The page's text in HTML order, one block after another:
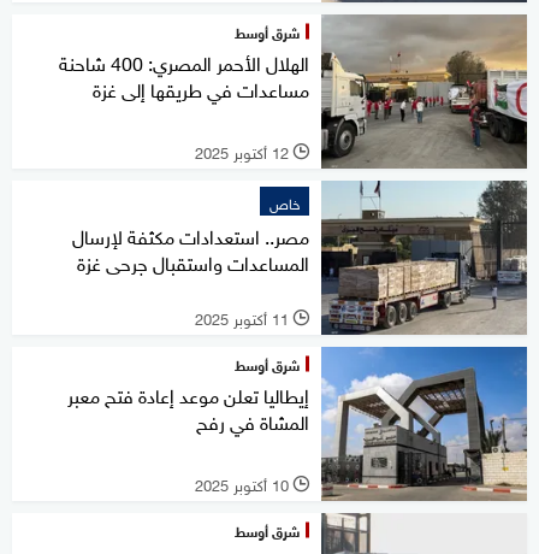
شرق أوسط
الهلال الأحمر المصري: 400 شاحنة
مساعدات في طريقها إلى غزة
l 12 أكتوبر 2025
خاص
مصر.. استعدادات مكثفة لإرسال
المساعدات واستقبال جرحى غزة
l 11 أكتوبر 2025
شرق أوسط
إيطاليا تعلن موعد إعادة فتح معبر
المشاة في رفح
l 10 أكتوبر 2025
شرق أوسط